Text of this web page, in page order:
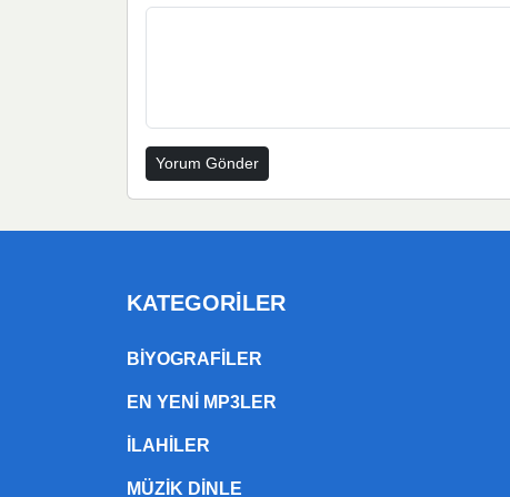
KATEGORILER
BIYOGRAFILER
EN YENI MP3LER
ILAHILER
MÜZIK DINLE